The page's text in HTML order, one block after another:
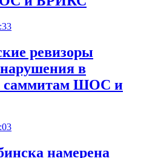
ревизоры
в
саммитам ШОС и
намерена